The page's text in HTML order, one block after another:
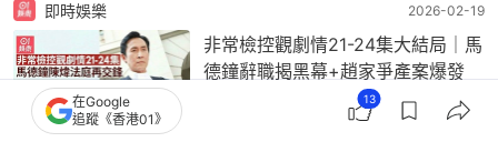
11:45
即時娛樂 2026-02-19
非常檢控觀劇情21-24集大結局｜馬
德鐘辭職揭黑幕+趙家爭產案爆發
在Google
追蹤《香港01》
13